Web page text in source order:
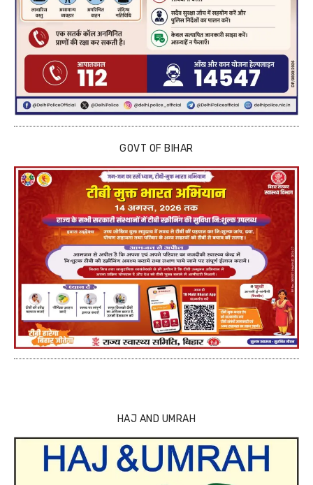
GOVT OF BIHAR
HAJ AND UMRAH